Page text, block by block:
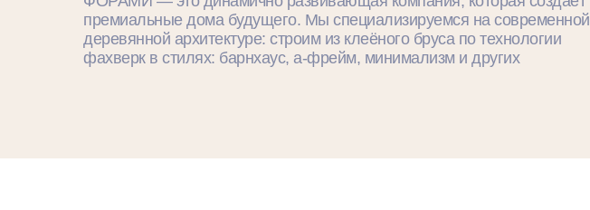
премиальные дома будущего. Мы специализируемся на современной
деревянной архитектуре: строим из клеёного бруса по технологии
фахверк в стилях: барнхаус, а-фрейм, минимализм и других